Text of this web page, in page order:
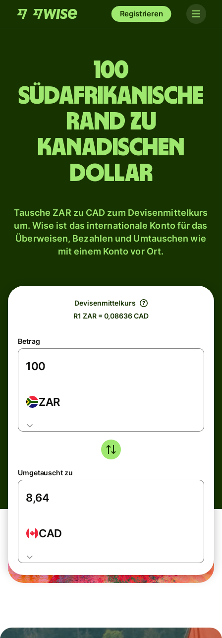
Registrieren
100
südafrikanische
Rand zu
kanadischen
Dollar
Tausche ZAR zu CAD zum Devisenmittelkurs
um. Wise ist das internationale Konto für das
Überweisen, Bezahlen und Umtauschen wie
mit einem Konto vor Ort.
Devisenmittelkurs
R1 ZAR = 0,08636 CAD
Betrag
ZAR
Umgetauscht zu
CAD